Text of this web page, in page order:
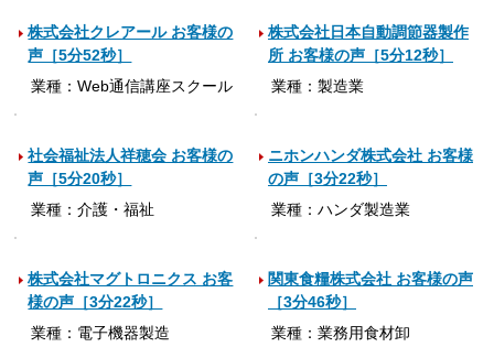
株式会社クレアール お客様の
声［5分52秒］
業種：Web通信講座スクール
株式会社日本自動調節器製作
所 お客様の声［5分12秒］
業種：製造業
社会福祉法人祥穂会 お客様の
声［5分20秒］
業種：介護・福祉
ニホンハンダ株式会社 お客様
の声［3分22秒］
業種：ハンダ製造業
株式会社マグトロニクス お客
様の声［3分22秒］
業種：電子機器製造
関東食糧株式会社 お客様の声
［3分46秒］
業種：業務用食材卸